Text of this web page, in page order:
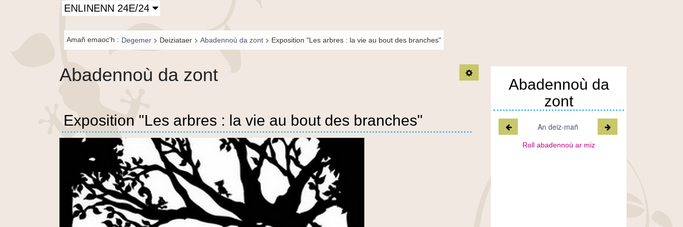
BR-fr
ENLINENN 24E/24
Fil de
navigation-
BR
Amañ emaoc'h : Degemer > Deiziataer > Abadennoù da zont > Exposition "Les arbres : la vie au bout des branches"
Abadennoù da zont TPL_C3RB_RGAA_ARTICLE_OUTIL_OPEN
Exposition "Les arbres : la vie au bout des branches"
Abadennoù da
zont
Miz a-raokAn deiz-mañ Miz war-lerc'h
Roll abadennoù ar miz